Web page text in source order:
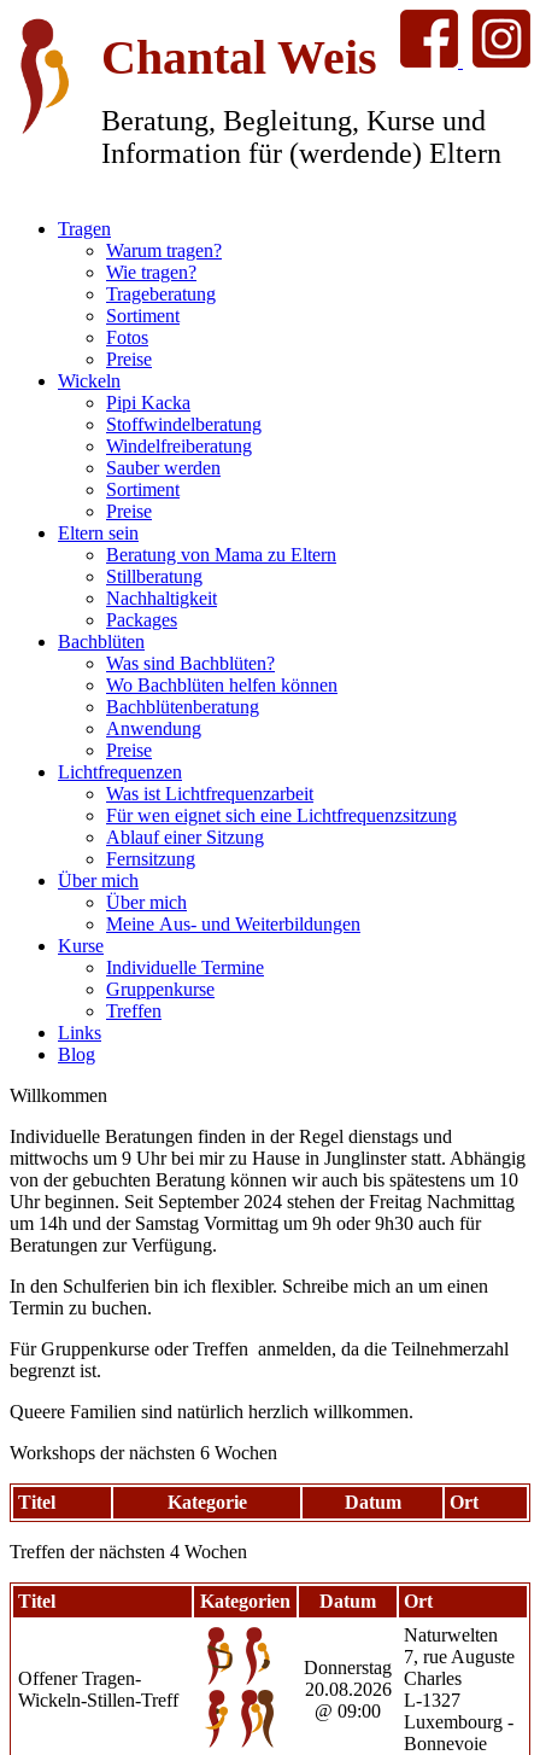
Chantal Weis
Beratung, Begleitung, Kurse und
Information für (werdende) Eltern
Tragen
Warum tragen?
Wie tragen?
Trageberatung
Sortiment
Fotos
Preise
Wickeln
Pipi Kacka
Stoffwindelberatung
Windelfreiberatung
Sauber werden
Sortiment
Preise
Eltern sein
Beratung von Mama zu Eltern
Stillberatung
Nachhaltigkeit
Packages
Bachblüten
Was sind Bachblüten?
Wo Bachblüten helfen können
Bachblütenberatung
Anwendung
Preise
Lichtfrequenzen
Was ist Lichtfrequenzarbeit
Für wen eignet sich eine Lichtfrequenzsitzung
Ablauf einer Sitzung
Fernsitzung
Über mich
Über mich
Meine Aus- und Weiterbildungen
Kurse
Individuelle Termine
Gruppenkurse
Treffen
Links
Blog
Willkommen
Individuelle Beratungen finden in der Regel dienstags und
mittwochs um 9 Uhr bei mir zu Hause in Junglinster statt. Abhängig
von der gebuchten Beratung können wir auch bis spätestens um 10
Uhr beginnen. Seit September 2024 stehen der Freitag Nachmittag
um 14h und der Samstag Vormittag um 9h oder 9h30 auch für
Beratungen zur Verfügung.
In den Schulferien bin ich flexibler. Schreibe mich an um einen
Termin zu buchen.
Für Gruppenkurse oder Treffen anmelden, da die Teilnehmerzahl
begrenzt ist.
Queere Familien sind natürlich herzlich willkommen.
Workshops der nächsten 6 Wochen
Titel Kategorie Datum Ort
Treffen der nächsten 4 Wochen
Titel Kategorien Datum Ort
Offener Tragen-
Wickeln-Stillen-Treff
Donnerstag
20.08.2026
@ 09:00
Naturwelten
7, rue Auguste
Charles
L-1327
Luxembourg -
Bonnevoie